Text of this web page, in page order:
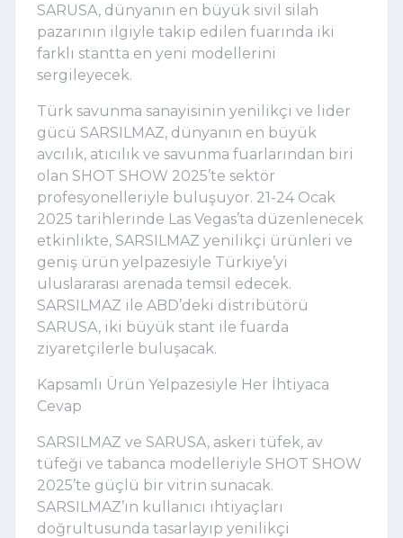
SARUSA, dünyanın en büyük sivil silah
pazarının ilgiyle takip edilen fuarında iki
farklı stantta en yeni modellerini
sergileyecek.
Türk savunma sanayisinin yenilikçi ve lider
gücü SARSILMAZ, dünyanın en büyük
avcılık, atıcılık ve savunma fuarlarından biri
olan SHOT SHOW 2025’te sektör
profesyonelleriyle buluşuyor. 21-24 Ocak
2025 tarihlerinde Las Vegas’ta düzenlenecek
etkinlikte, SARSILMAZ yenilikçi ürünleri ve
geniş ürün yelpazesiyle Türkiye’yi
uluslararası arenada temsil edecek.
SARSILMAZ ile ABD’deki distribütörü
SARUSA, iki büyük stant ile fuarda
ziyaretçilerle buluşacak.
Kapsamlı Ürün Yelpazesiyle Her İhtiyaca
Cevap
SARSILMAZ ve SARUSA, askeri tüfek, av
tüfeği ve tabanca modelleriyle SHOT SHOW
2025’te güçlü bir vitrin sunacak.
SARSILMAZ’ın kullanıcı ihtiyaçları
doğrultusunda tasarlayıp yenilikçi